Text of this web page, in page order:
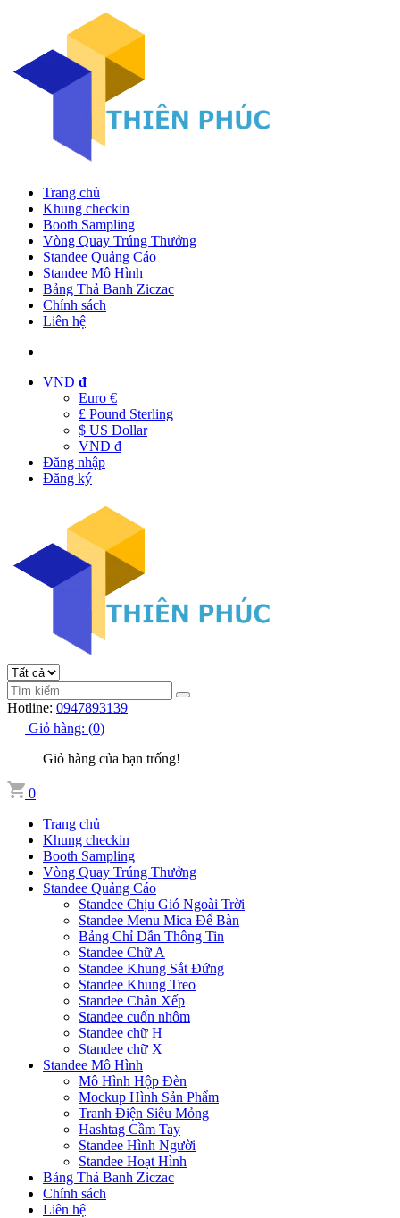
Trang chủ
Khung checkin
Booth Sampling
Vòng Quay Trúng Thưởng
Standee Quảng Cáo
Standee Mô Hình
Bảng Thả Banh Ziczac
Chính sách
Liên hệ
VND đ
Euro €
£ Pound Sterling
$ US Dollar
VND đ
Đăng nhập
Đăng ký
Hotline: 0947893139
Giỏ hàng: (0)
Giỏ hàng của bạn trống!
0
Trang chủ
Khung checkin
Booth Sampling
Vòng Quay Trúng Thưởng
Standee Quảng Cáo
Standee Chịu Gió Ngoài Trời
Standee Menu Mica Để Bàn
Bảng Chỉ Dẫn Thông Tin
Standee Chữ A
Standee Khung Sắt Đứng
Standee Khung Treo
Standee Chân Xếp
Standee cuốn nhôm
Standee chữ H
Standee chữ X
Standee Mô Hình
Mô Hình Hộp Đèn
Mockup Hình Sản Phẩm
Tranh Điện Siêu Mỏng
Hashtag Cầm Tay
Standee Hình Người
Standee Hoạt Hình
Bảng Thả Banh Ziczac
Chính sách
Liên hệ